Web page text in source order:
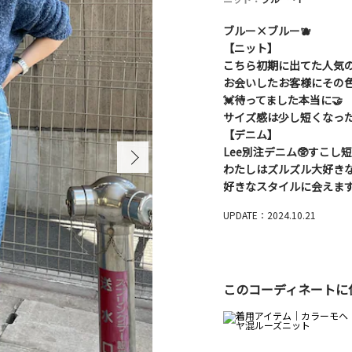
ブルー×ブルー🫐
【ニット】
こちら初期に出てた人気
お会いしたお客様にその
💓待ってました本当に🤝
サイズ感は少し短くなっ
【デニム】
Lee別注デニム🥸すこし
わたしはズルズル大好き
好きなスタイルに会えま
UPDATE：2024.10.21
このコーディネート